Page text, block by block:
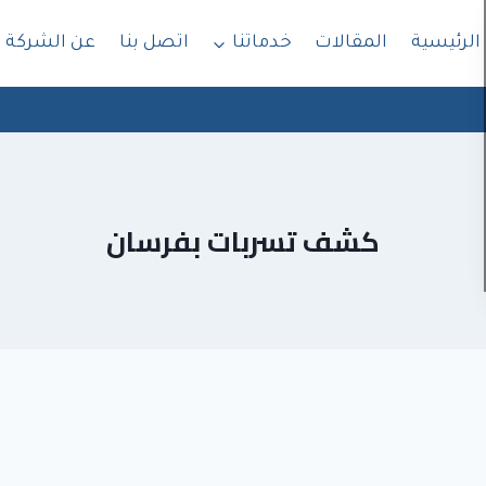
الرئيسية المقالات خدماتنا اتصل بنا عن الشركة
كشف تسربات بفرسان